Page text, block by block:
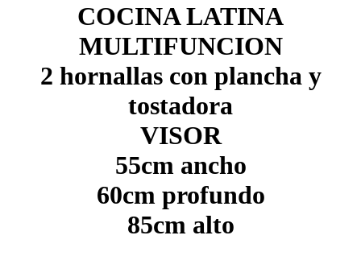
COCINA LATINA
MULTIFUNCION
2 hornallas con plancha y
tostadora
VISOR
55cm ancho
60cm profundo
85cm alto